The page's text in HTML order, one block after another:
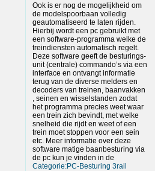
Ook is er nog de mogelijkheid om
de modelspoorbaan volledig
geautomatiseerd te laten rijden.
Hierbij wordt een pc gebruikt met
een software-programma welke de
treindiensten automatisch regelt.
Deze software geeft de besturings-
unit (centrale) commando’s via een
interface en ontvangt informatie
terug van de diverse melders en
decoders van treinen, baanvakken
, seinen en wisselstanden zodat
het programma precies weet waar
een trein zich bevindt, met welke
snelheid die rijdt en weet of een
trein moet stoppen voor een sein
etc. Meer informatie over deze
software matige baanbesturing via
de pc kun je vinden in de
Categorie:PC-Besturing 3rail